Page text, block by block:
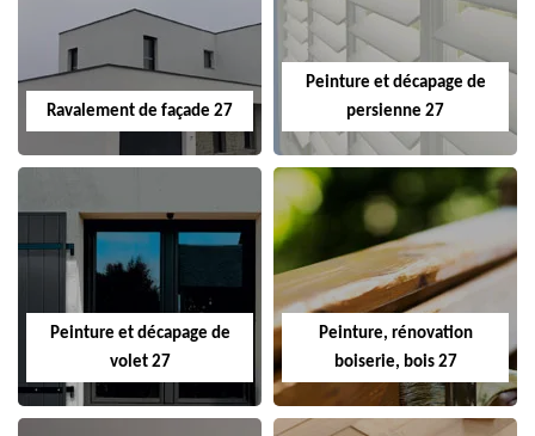
Ravalement de façade 27
Peinture et décapage de
persienne 27
Peinture et décapage de
volet 27
Peinture, rénovation
boiserie, bois 27